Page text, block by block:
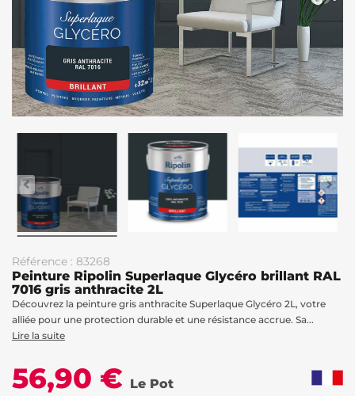
Référence : 83268
Peinture Ripolin Superlaque Glycéro brillant RAL
7016 gris anthracite 2L
Découvrez la peinture gris anthracite Superlaque Glycéro 2L, votre
alliée pour une protection durable et une résistance accrue. Sa...
Lire la suite
56,90 € Le Pot